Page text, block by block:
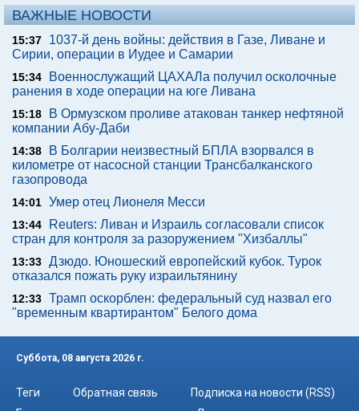
ВАЖНЫЕ НОВОСТИ
15:37
1037-й день войны: действия в Газе, Ливане и
Сирии, операции в Иудее и Самарии
15:34
Военнослужащий ЦАХАЛа получил осколочные
ранения в ходе операции на юге Ливана
15:18
В Ормузском проливе атакован танкер нефтяной
компании Абу-Даби
14:38
В Болгарии неизвестный БПЛА взорвался в
километре от насосной станции Трансбалканского
газопровода
14:01 Умер отец Лионеля Месси
13:44
Reuters: Ливан и Израиль согласовали список
стран для контроля за разоружением "Хизбаллы"
13:33 Дзюдо. Юношеский европейский кубок. Турок
отказался пожать руку израильтянину
12:33 Трамп оскорблен: федеральный суд назвал его
"временным квартирантом" Белого дома
Суббота, 08 августа 2026 г.
Теги Обратная связь
Подписка на новости (RSS)